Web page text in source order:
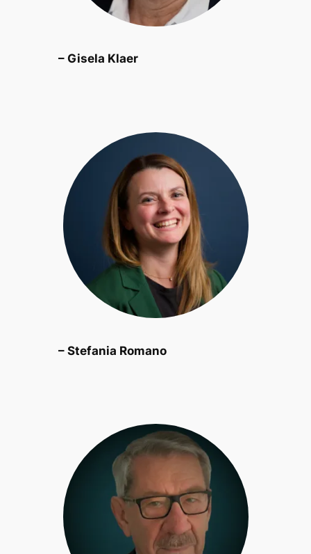
– Gisela Klaer
– Stefania Romano